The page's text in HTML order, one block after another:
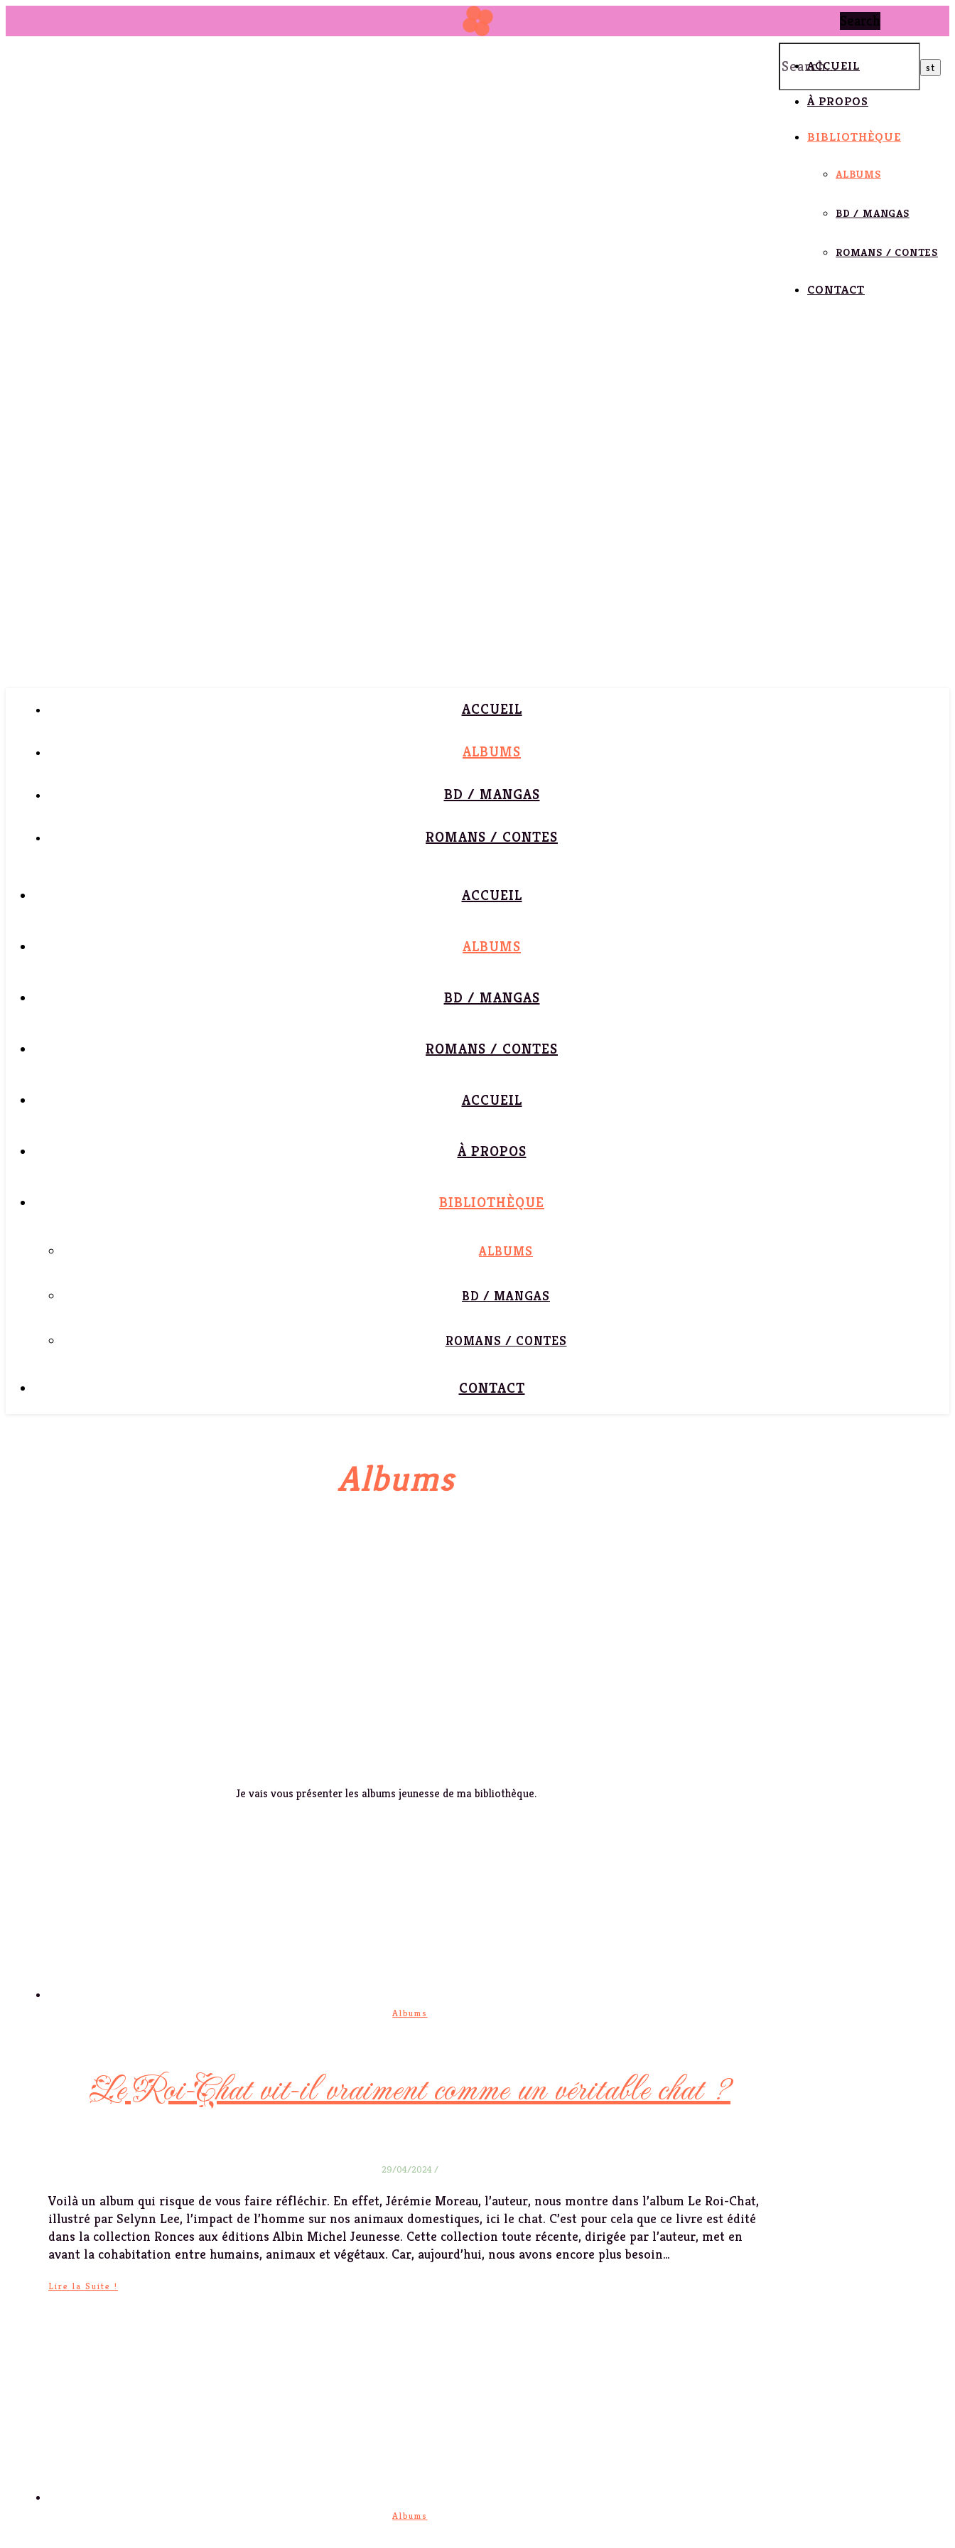
ACCUEIL
À PROPOS
BIBLIOTHÈQUE
ALBUMS
BD / MANGAS
ROMANS / CONTES
CONTACT
Search
ACCUEIL
ALBUMS
BD / MANGAS
ROMANS / CONTES
ACCUEIL
ALBUMS
BD / MANGAS
ROMANS / CONTES
ACCUEIL
À PROPOS
BIBLIOTHÈQUE
ALBUMS
BD / MANGAS
ROMANS / CONTES
CONTACT
Albums
Je vais vous présenter les albums jeunesse de ma bibliothèque.
Albums
Le Roi-Chat vit-il vraiment comme un véritable chat ?
29/04/2024/
Voilà un album qui risque de vous faire réfléchir. En effet, Jérémie Moreau, l’auteur, nous montre dans l’album Le Roi-Chat,
illustré par Selynn Lee, l’impact de l’homme sur nos animaux domestiques, ici le chat. C’est pour cela que ce livre est édité
dans la collection Ronces aux éditions Albin Michel Jeunesse. Cette collection toute récente, dirigée par l’auteur, met en
avant la cohabitation entre humains, animaux et végétaux. Car, aujourd’hui, nous avons encore plus besoin…
Lire la Suite !
Albums